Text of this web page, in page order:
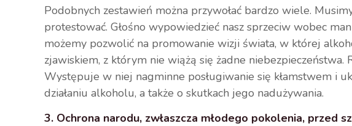
Podobnych zestawień można przywołać bardzo wiele.
protestować. Głośno wypowiedzieć nasz sprzeciw wobec
możemy pozwolić na promowanie wizji świata, w której
zjawiskiem, z którym nie wiążą się żadne
Występuje w niej nagminne posługiwanie się kłamstwem i
działaniu alkoholu, a także o skutkach jego nadużywania.
3. Ochrona narodu, zwłaszcza młodego pokolenia, przed